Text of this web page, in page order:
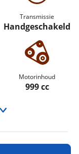
Transmissie
Handgeschakeld
Motorinhoud
999 cc